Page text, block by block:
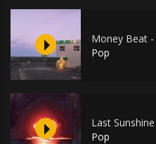
Money Beat
Pop
Last
Pop